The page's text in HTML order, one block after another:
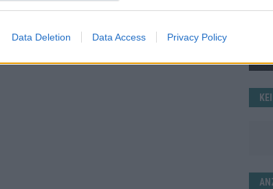
Data Deletion Data Access Privacy Policy